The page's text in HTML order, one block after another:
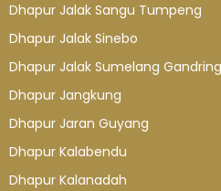
Dhapur Jalak Sangu Tumpeng
Dhapur Jalak Sinebo
Dhapur Jalak Sumelang Gandring
Dhapur Jangkung
Dhapur Jaran Guyang
Dhapur Kalabendu
Dhapur Kalanadah